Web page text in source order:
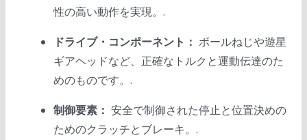
性の高い動作を実現。.
ドライブ・コンポーネント： ボールねじや遊星
ギアヘッドなど、正確なトルクと運動伝達のた
めのものです。.
制御要素： 安全で制御された停止と位置決めの
ためのクラッチとブレーキ。.